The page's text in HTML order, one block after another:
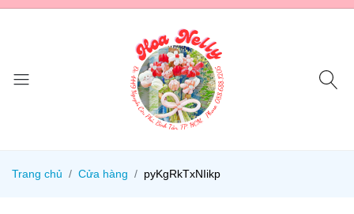
Trang chủ Cửa hàng pyKgRkTxNIikp